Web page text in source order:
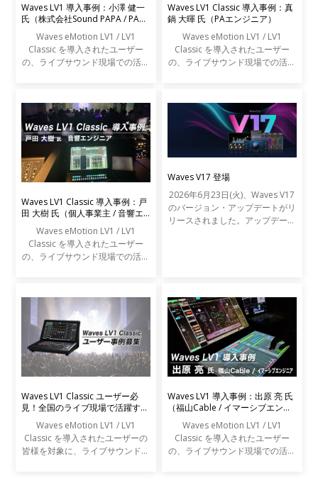
Waves LV1 導入事例：小澤 健一
氏（株式会社Sound PAPA / PAエ
Waves eMotion LV1 / LV1
Classic を導入されたユーザー
の、ライブサウンド現場での活用
Waves LV1 Classic 導入事例：真
鍋 大暉 氏（PAエンジニア）
Waves eMotion LV1 / LV1
Classic を導入されたユーザー
の、ライブサウンド現場での活用
Waves LV1 Classic 導入事例：戸
田 大樹 氏（個人事業主 / 音響エ
Waves eMotion LV1 / LV1
Classic を導入されたユーザー
の、ライブサウンド現場での活用
Waves V17 登場
2026年6月23日(火)、Waves V17
のバージョン・アップデートがリ
リースされました。アップデート
Waves LV1 Classic ユーザー必
見！全国のライブ現場で活躍する
Waves eMotion LV1 / LV1
Classic を導入されたユーザーの
皆様を対象に、ライブサウンドの
Waves LV1 導入事例：出原 亮 氏
（福山Cable / イマーシブエンジ
ニア）
Waves eMotion LV1 / LV1
Classic を導入されたユーザー
の、ライブサウンド現場での活用